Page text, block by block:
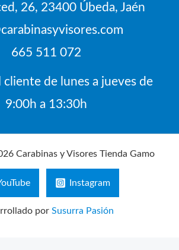
26, 23400 Úbeda, Jaén
665 511 072
de lunes a jueves de
9:00h a 13:30h
Carabinas y Visores Tienda Gamo
Instagram
por Susurra Pasión